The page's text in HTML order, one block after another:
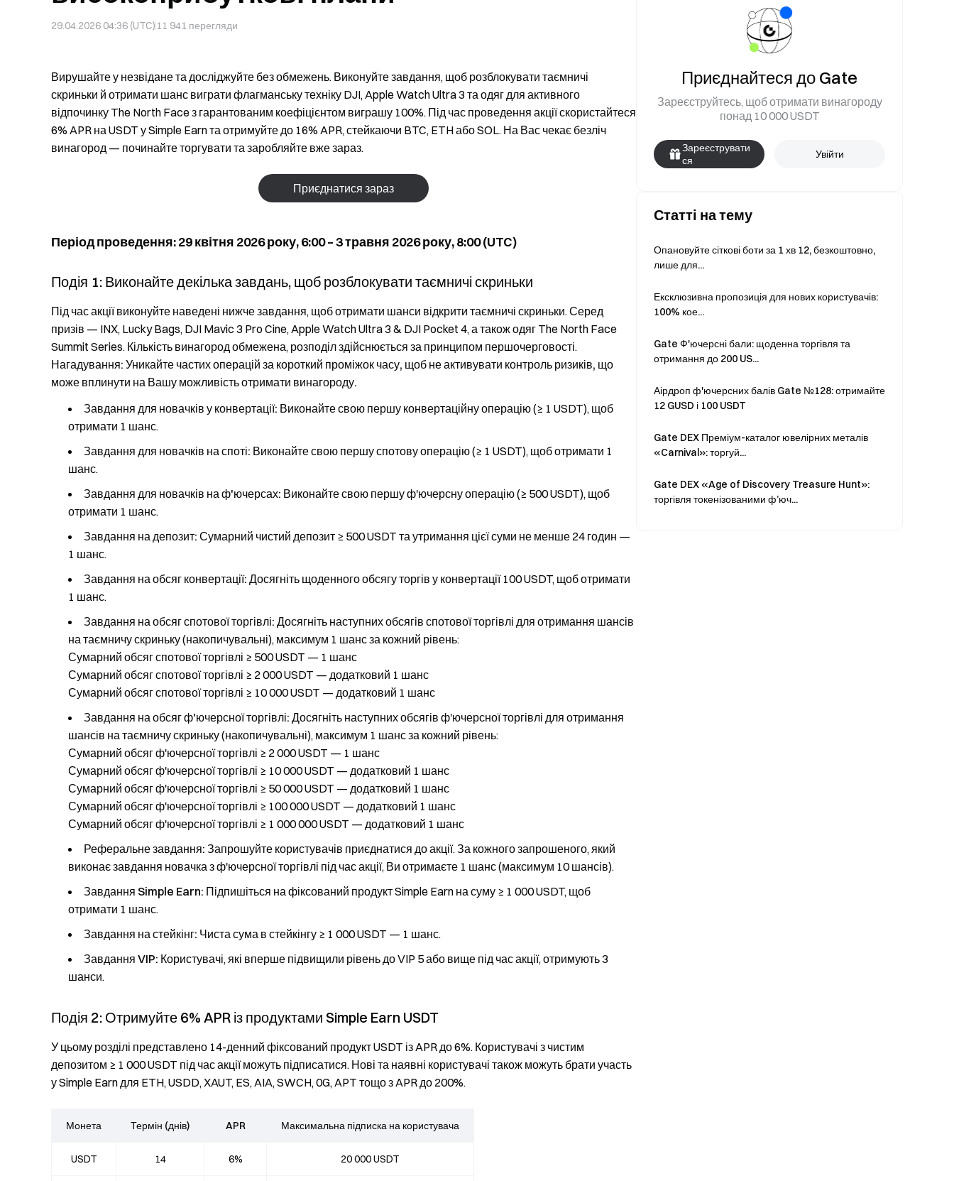
29.04.2026 04:36 (UTC) 11 941 перегляди
Вирушайте у незвідане та досліджуйте без обмежень. Виконуйте завдання, щоб розблокувати таємничі
скриньки й отримати шанс виграти флагманську техніку DJI, Apple Watch Ultra 3 та одяг для активного
відпочинку The North Face з гарантованим коефіцієнтом виграшу 100%. Під час проведення акції скористайтеся
6% APR на USDT у Simple Earn та отримуйте до 16% APR, стейкаючи BTC, ETH або SOL. На Вас чекає безліч
винагород — починайте торгувати та заробляйте вже зараз.
Приєднатися зараз
Період проведення: 29 квітня 2026 року, 6:00 – 3 травня 2026 року, 8:00 (UTC)
Подія 1: Виконайте декілька завдань, щоб розблокувати таємничі скриньки
Під час акції виконуйте наведені нижче завдання, щоб отримати шанси відкрити таємничі скриньки. Серед
призів — INX, Lucky Bags, DJI Mavic 3 Pro Cine, Apple Watch Ultra 3 & DJI Pocket 4, а також одяг The North Face
Summit Series. Кількість винагород обмежена, розподіл здійснюється за принципом першочерговості.
Нагадування: Уникайте частих операцій за короткий проміжок часу, щоб не активувати контроль ризиків, що
може вплинути на Вашу можливість отримати винагороду.
Завдання для новачків у конвертації: Виконайте свою першу конвертаційну операцію (≥ 1 USDT), щоб
отримати 1 шанс.
Завдання для новачків на споті: Виконайте свою першу спотову операцію (≥ 1 USDT), щоб отримати 1
шанс.
Завдання для новачків на ф'ючерсах: Виконайте свою першу ф'ючерсну операцію (≥ 500 USDT), щоб
отримати 1 шанс.
Завдання на депозит: Сумарний чистий депозит ≥ 500 USDT та утримання цієї суми не менше 24 годин —
1 шанс.
Завдання на обсяг конвертації: Досягніть щоденного обсягу торгів у конвертації 100 USDT, щоб отримати
1 шанс.
Завдання на обсяг спотової торгівлі: Досягніть наступних обсягів спотової торгівлі для отримання шансів
на таємничу скриньку (накопичувальні), максимум 1 шанс за кожний рівень:
Сумарний обсяг спотової торгівлі ≥ 500 USDT — 1 шанс
Сумарний обсяг спотової торгівлі ≥ 2 000 USDT — додатковий 1 шанс
Сумарний обсяг спотової торгівлі ≥ 10 000 USDT — додатковий 1 шанс
Завдання на обсяг ф'ючерсної торгівлі: Досягніть наступних обсягів ф'ючерсної торгівлі для отримання
шансів на таємничу скриньку (накопичувальні), максимум 1 шанс за кожний рівень:
Сумарний обсяг ф'ючерсної торгівлі ≥ 2 000 USDT — 1 шанс
Сумарний обсяг ф'ючерсної торгівлі ≥ 10 000 USDT — додатковий 1 шанс
Сумарний обсяг ф'ючерсної торгівлі ≥ 50 000 USDT — додатковий 1 шанс
Сумарний обсяг ф'ючерсної торгівлі ≥ 100 000 USDT — додатковий 1 шанс
Сумарний обсяг ф'ючерсної торгівлі ≥ 1 000 000 USDT — додатковий 1 шанс
Реферальне завдання: Запрошуйте користувачів приєднатися до акції. За кожного запрошеного, який
виконає завдання новачка з ф'ючерсної торгівлі під час акції, Ви отримаєте 1 шанс (максимум 10 шансів).
Завдання Simple Earn: Підпишіться на фіксований продукт Simple Earn на суму ≥ 1 000 USDT, щоб
отримати 1 шанс.
Завдання на стейкінг: Чиста сума в стейкінгу ≥ 1 000 USDT — 1 шанс.
Завдання VIP: Користувачі, які вперше підвищили рівень до VIP 5 або вище під час акції, отримують 3
шанси.
Подія 2: Отримуйте 6% APR із продуктами Simple Earn USDT
У цьому розділі представлено 14-денний фіксований продукт USDT із APR до 6%. Користувачі з чистим
депозитом ≥ 1 000 USDT під час акції можуть підписатися. Нові та наявні користувачі також можуть брати участь
у Simple Earn для ETH, USDD, XAUT, ES, AIA, SWCH, 0G, APT тощо з APR до 200%.
Монета Термін (днів) APR Максимальна підписка на користувача
USDT 14 6% 20 000 USDT
Приєднайтеся до Gate
Зареєструйтесь, щоб отримати винагороду
понад 10 000 USDT
Зареєструвати
ся
Увійти
Статті на тему
Опановуйте сіткові боти за 1 хв 12, безкоштовно,
лише для...
Ексклюзивна пропозиція для нових користувачів:
100% кое...
Gate Ф'ючерсні бали: щоденна торгівля та
отримання до 200 US...
Аірдроп ф'ючерсних балів Gate №128: отримайте
12 GUSD і 100 USDT
Gate DEX Преміум-каталог ювелірних металів
«Carnival»: торгуй...
Gate DEX «Age of Discovery Treasure Hunt»:
торгівля токенізованими ф’юч...